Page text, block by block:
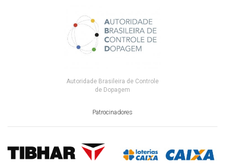
Autoridade Brasileira de Controle
de Dopagem
Patrocinadores